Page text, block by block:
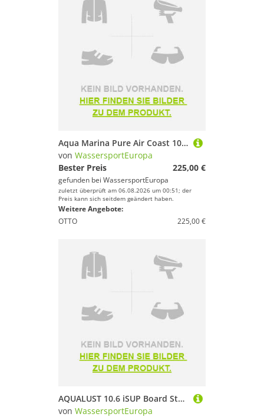
Aqua Marina Pure Air Coast 10'10 SUP Board Aufblasbares Stand Up Paddle Set 3...
von WassersportEuropa
Bester Preis
225,00 €
gefunden bei WassersportEuropa
zuletzt überprüft am 06.08.2026 um 00:51; der
Preis kann sich seitdem geändert haben.
Weitere Angebote:
OTTO
225,00 €
AQUALUST 10.6 iSUP Board Stand Up Paddle Surfboard aufblasbar Komplettset 320cm
von WassersportEuropa